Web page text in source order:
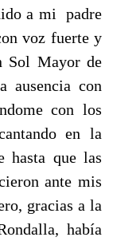
a mi padre
voz fuerte y
Sol Mayor de
ausencia con
con los
en la
hasta que las
ante mis
gracias a la
había